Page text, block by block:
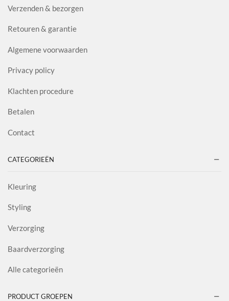
Verzenden & bezorgen
Retouren & garantie
Algemene voorwaarden
Privacy policy
Klachten procedure
Betalen
Contact
CATEGORIEËN
Kleuring
Styling
Verzorging
Baardverzorging
Alle categorieën
PRODUCT GROEPEN